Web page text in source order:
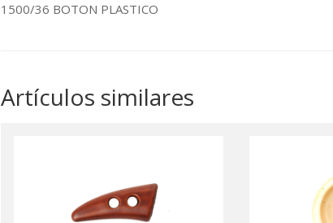
1500/36 BOTON PLASTICO
Artículos similares